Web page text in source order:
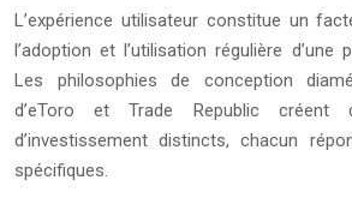
L’expérience utilisateur constitue un
l’adoption et l’utilisation régulière d’une
Les philosophies de conception
d’eToro et Trade Republic créent
d’investissement distincts, chacun
spécifiques.